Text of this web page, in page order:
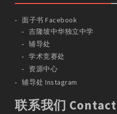
面子书 Facebook
吉隆坡中华独立中学
辅导处
学术竞赛处
资源中心
辅导处 Instagram
联系我们